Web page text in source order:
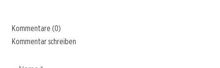
Kommentare (0)
Kommentar schreiben